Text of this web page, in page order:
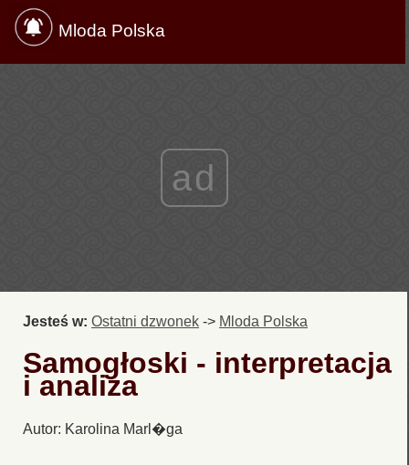
Mloda Polska
ad
Jesteś w: Ostatni dzwonek -> Mloda Polska
Samogłoski - interpretacja
i analiza
Autor: Karolina Marl�ga